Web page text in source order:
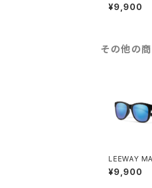
ACK / GRAY
¥9,900
その他の
LEEWAY
CK / BLUE
¥9,900